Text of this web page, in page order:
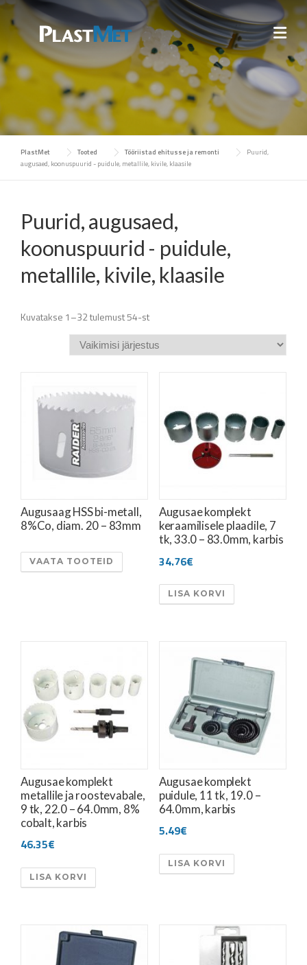
Skip
content
PlastMet Tooted Tööriistad ehitusse ja remonti
Puurid,
augusaed, koonuspuurid - puidule, metallile, kivile, klaasile
Puurid, augusaed,
koonuspuurid - puidule,
metallile, kivile, klaasile
Kuvatakse 1–32 tulemust 54-st
Augusaag HSS bi-metall,
8%Co, diam. 20 – 83mm
VAATA TOOTEID
Augusae komplekt
keraamilisele plaadile, 7
tk, 33.0 – 83.0mm, karbis
34.76€
LISA KORVI
Augusae komplekt
metallile ja roostevabale,
9 tk, 22.0 – 64.0mm, 8%
cobalt, karbis
46.35€
LISA KORVI
Augusae komplekt
puidule, 11 tk, 19.0 –
64.0mm, karbis
5.49€
LISA KORVI